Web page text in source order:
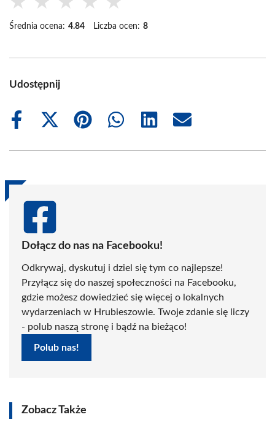
Średnia ocena: 4.84 Liczba ocen: 8
Udostępnij
Share
Share
(Twitter)
Share
Share
Share
Share
Dołącz do nas na Facebooku!
Odkrywaj, dyskutuj i dziel się tym co najlepsze!
Przyłącz się do naszej społeczności na Facebooku,
gdzie możesz dowiedzieć się więcej o lokalnych
wydarzeniach w Hrubieszowie. Twoje zdanie się liczy
- polub naszą stronę i bądź na bieżąco!
Polub nas!
Zobacz Także